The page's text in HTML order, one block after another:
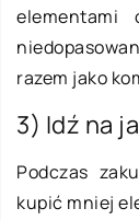
elementami
razem jako
3) Idź na
Podczas
kupić mniej